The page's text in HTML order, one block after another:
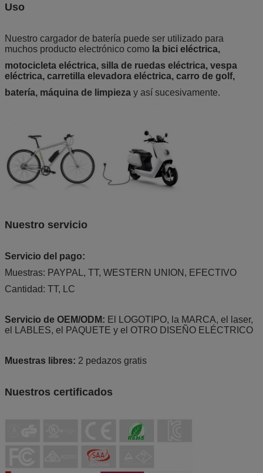
Uso
Nuestro cargador de batería puede ser utilizado para
muchos producto electrónico como la bici eléctrica,
motocicleta eléctrica, silla de ruedas eléctrica, vespa
eléctrica, carretilla elevadora eléctrica, carro de golf,
batería, máquina de limpieza y así sucesivamente.
Nuestro servicio
Servicio del pago:
Muestras: PAYPAL, TT, WESTERN UNION, EFECTIVO
Cantidad: TT, LC
Servicio de OEM/ODM: El LOGOTIPO, la MARCA, el laser,
el LABLES, el PAQUETE y el OTRO DISEÑO ELÉCTRICO
Muestras libres: 2 pedazos gratis
Nuestros certificados